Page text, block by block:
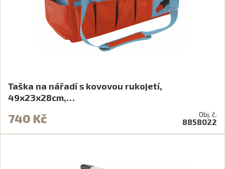
Taška na nářadí s kovovou rukojetí,
49x23x28cm,…
740 Kč Obj. č.
8858022